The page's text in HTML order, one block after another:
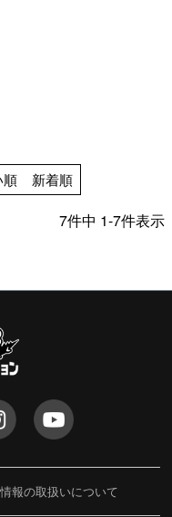
順 新着順
7件中 1-7件表示
報の取扱いについて